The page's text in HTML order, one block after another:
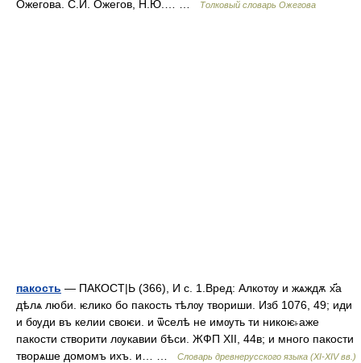
Ожегова. С.И. Ожегов, Н.Ю.… …
Толковый словарь Ожегова
пакость — ПАКОСТ|Ь (366), И с. 1.Вред: Алкотѹ и жѧждѫ х҃а
дѣлѧ люби. ѥлико бо пакость тѣлѹ твориши. Изб 1076, 49; иди
и бѹди въ келии своѥи. и ѿселѣ не имѹть ти никоѥ˫аже
пакости створити лѹкавии бѣси. ЖФП XII, 44в; и много пакости
творѧше домомъ ихъ. и… …
Словарь древнерусского языка (XI-XIV вв.)